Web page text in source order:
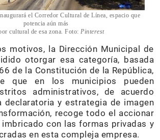
el Corredor Cultural de Línea, espacio que
potencia aún más
cultural de esa zona. Foto: Pinterest
motivos, la Dirección Municipal de
otorgar esa categoría, basada
de la Constitución de la República,
que en los municipios pueden
administrativos, de acuerdo
declaratoria y estrategia de imagen
recoge todo el accionar
imbricado con las formas privadas y
en esta compleja empresa.